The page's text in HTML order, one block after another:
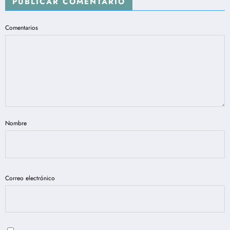
LAS PERSONAS CON DISCAPACIDAD
EN COLOMBIA.
Comentarios
Nombre
Correo electrónico